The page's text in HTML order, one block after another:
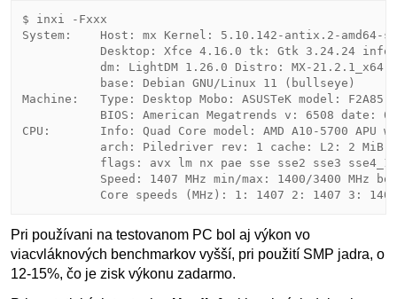
$ inxi -Fxxx
System:    Host: mx Kernel: 5.10.142-antix.2-
Desktop: Xfce 4.16.0 tk: Gtk 3.24.24
dm: LightDM 1.26.0 Distro: MX-21.2.1_x64
           base: Debian GNU/Linux 11 (bullseye)
Machine:   Type: Desktop Mobo: ASUSTeK model:
BIOS: American Megatrends v: 6508 date:
CPU:       Info: Quad Core model: AMD A10-5700 APU
           arch: Piledriver rev: 1 cache: L2: 2 MiB
flags: avx lm nx pae sse sse2 sse3
Speed: 1407 MHz min/max: 1400/3400 MHz
Pri používani na testovanom PC bol aj výkon vo
viacvláknových benchmarkov vyšší, pri použití SMP jadra, o
12-15%, čo je zisk výkonu zadarmo.